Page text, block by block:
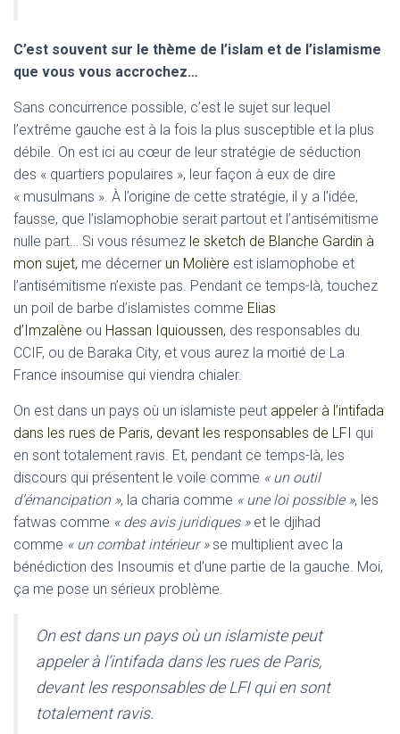
C’est souvent sur le thème de l’islam et de l’islamisme
que vous vous accrochez…
Sans concurrence possible, c’est le sujet sur lequel
l’extrême gauche est à la fois la plus susceptible et la plus
débile. On est ici au cœur de leur stratégie de séduction
des « quartiers populaires », leur façon à eux de dire
« musulmans ». À l’origine de cette stratégie, il y a l’idée,
fausse, que l’islamophobie serait partout et l’antisémitisme
nulle part… Si vous résumez le sketch de Blanche Gardin à
mon sujet, me décerner un Molière est islamophobe et
l’antisémitisme n’existe pas. Pendant ce temps-là, touchez
un poil de barbe d’islamistes comme Elias
d’Imzalène ou Hassan Iquioussen, des responsables du
CCIF, ou de Baraka City, et vous aurez la moitié de La
France insoumise qui viendra chialer.
On est dans un pays où un islamiste peut appeler à l’intifada
dans les rues de Paris, devant les responsables de LFI qui
en sont totalement ravis. Et, pendant ce temps-là, les
discours qui présentent le voile comme « un outil
d’émancipation », la charia comme « une loi possible », les
fatwas comme « des avis juridiques »et le djihad
comme « un combat intérieur »se multiplient avec la
bénédiction des Insoumis et d’une partie de la gauche. Moi,
ça me pose un sérieux problème.
On est dans un pays où un islamiste peut
appeler à l’intifada dans les rues de Paris,
devant les responsables de LFI qui en sont
totalement ravis.